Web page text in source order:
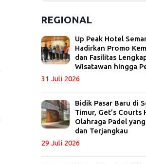
REGIONAL
Up Peak Hotel
Hadirkan Promo
dan Fasilitas
Wisatawan hingga
31 Juli 2026
Bidik Pasar Baru di
Timur, Get’s Courts
Olahraga Padel
dan Terjangkau
29 Juli 2026